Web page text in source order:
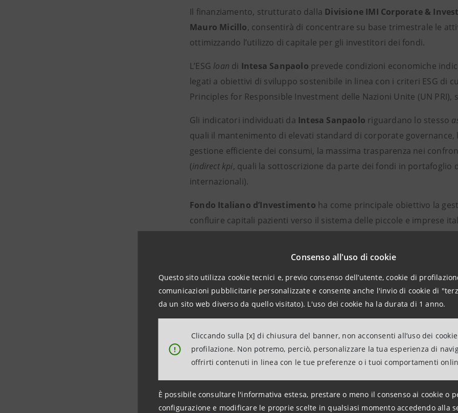
Consenso all'uso di cookie
Questo sito utilizza cookie tecnici e, previo consenso dell’utente, cookie di
comunicazioni pubblicitarie personalizzate e consente anche l'invio di cookie di
da un sito web diverso da quello visitato). L'uso dei cookie ha la durata di 1 anno.
!
Cliccando sulla [x] di chiusura del banner, non acconsenti all’uso dei
profilazione. Non potremo, perciò, personalizzare la tua esperienza di
offrirti contenuti in linea con le tue preferenze o i tuoi comportamenti
È possibile consultare l'informativa estesa, prestare o meno il consenso ai cookie o
configurazione e modificare le proprie scelte in qualsiasi momento accedendo alla
Il finanziamento, strutturato dalla Divisione IMI Corporate &
Mauro Micillo, consentirà di concentrare su base trimestrale le
ottimizzando l’utilizzo di capitale per gli investitori dei fondi.
L’ESG loan di Intesa Sanpaolo prevede condizioni economiche
legati a obiettivi di sviluppo sostenibile in linea con i criteri ESG di
Principles for Responsible Investment delle Nazioni Unite (UN PRI),
Gli indicatori individuati da Intesa Sanpaolo riguardano lo stesso
quali il mantenimento di elevati standard di corporate
gestione efficiente dei consumi, la massima trasparenza nei
(indirect kpi, quali la sottoscrizione da parte dei fondi in portafoglio
internazionali).
Fondo Italiano d’Investimento ha come principale obiettivo la
confluire capitali pazienti verso il sistema delle piccole e imprese
Paese, coniugando il ritorno sul capitale investito con lo sviluppo
“Intesa Sanpaolo fa dell’attenzione all’ambiente, al sociale e alla
essere inclusanei principali indici di sostenibilità a livello internazionale.
abbiamo maturato sul fronte dei finanziamenti sostenibili che Fondo
primo ESG loan diretto di due fondi di fondi in Italia” – afferma Andrea
Institutions della Divisione IMI Corporate & Investment Banking
Italiano d’Investimento potranno ottenere condizioni economiche
raggiungimento di obiettivi ESG prefissati, coniugando in questo modo
“L’attenzione per le tematiche ESG è elemento cruciale in tutta l’azione
promuovere nuova crescita sostenibile ed inclusiva per le aziende e
Amministratore Delegato di Fondo Italiano d’Investimento.